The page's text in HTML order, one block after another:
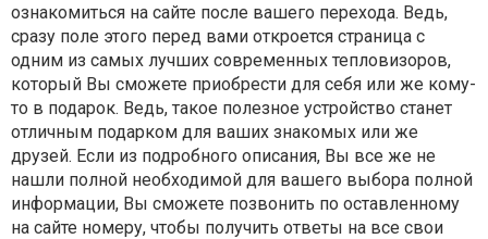
ознакомиться на сайте после вашего перехода. Ведь,
сразу поле этого перед вами откроется страница с
одним из самых лучших современных тепловизоров,
который Вы сможете приобрести для себя или же кому-
то в подарок. Ведь, такое полезное устройство станет
отличным подарком для ваших знакомых или же
друзей. Если из подробного описания, Вы все же не
нашли полной необходимой для вашего выбора полной
информации, Вы сможете позвонить по оставленному
на сайте номеру, чтобы получить ответы на все свои